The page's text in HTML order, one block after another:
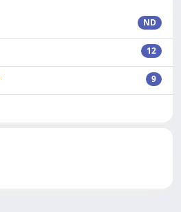
ND
12
9